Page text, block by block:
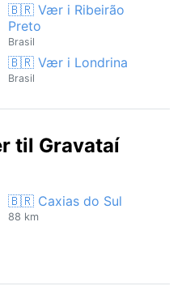
🇧🇷 Vær i Ribeirão
Preto
Brasil
🇧🇷 Vær i Londrina
Brasil
til Gravataí
🇧🇷 Caxias do Sul
88 km